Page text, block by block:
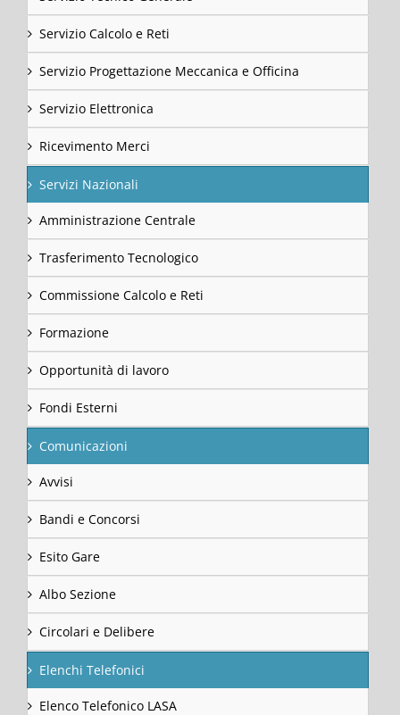
Servizio Calcolo e Reti
Servizio Progettazione Meccanica e Officina
Servizio Elettronica
Ricevimento Merci
Servizi Nazionali
Amministrazione Centrale
Trasferimento Tecnologico
Commissione Calcolo e Reti
Formazione
Opportunità di lavoro
Fondi Esterni
Comunicazioni
Avvisi
Bandi e Concorsi
Esito Gare
Albo Sezione
Circolari e Delibere
Elenchi Telefonici
Elenco Telefonico LASA